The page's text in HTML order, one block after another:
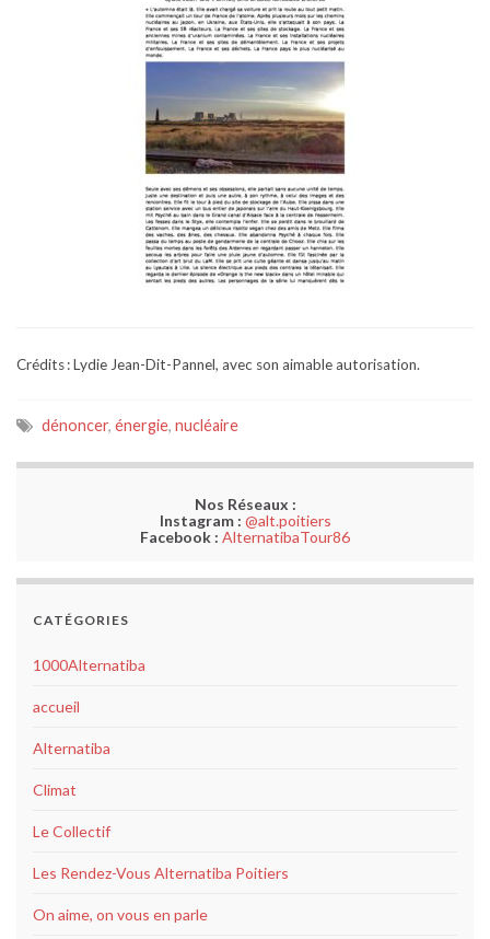
Crédits : Lydie Jean-Dit-Pannel, avec son aimable autorisation.
dénoncer, énergie, nucléaire
Nos Réseaux :
Instagram : @alt.poitiers
Facebook : AlternatibaTour86
CATÉGORIES
1000Alternatiba
accueil
Alternatiba
Climat
Le Collectif
Les Rendez-Vous Alternatiba Poitiers
On aime, on vous en parle